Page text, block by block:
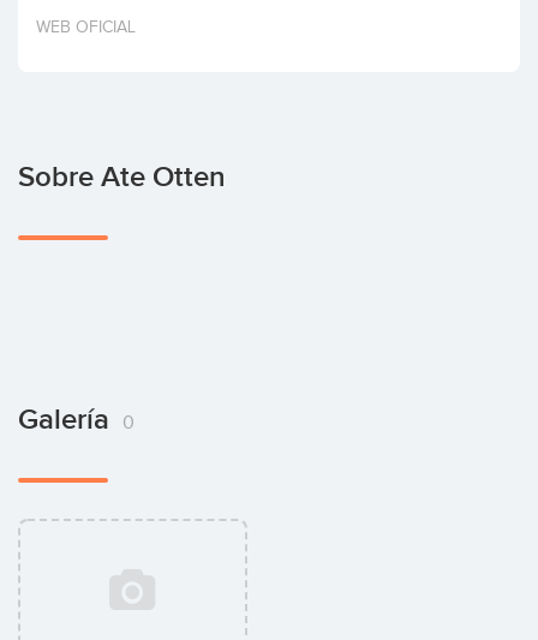
Invertir
WEB OFICIAL
Sobre Ate Otten
Galería 0